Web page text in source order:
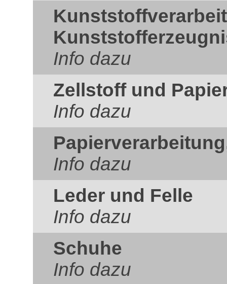
Info dazu
Zellstoff und
Info dazu
Info dazu
Leder und Felle
Info dazu
Schuhe
Info dazu